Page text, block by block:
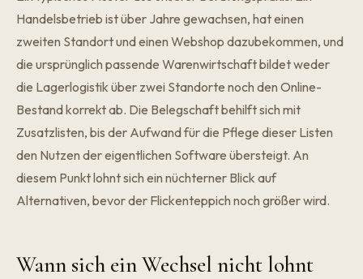
Handelsbetrieb ist über Jahre gewachsen, hat einen
zweiten Standort und einen Webshop dazubekommen, und
die ursprünglich passende Warenwirtschaft bildet weder
die Lagerlogistik über zwei Standorte noch den Online-
Bestand korrekt ab. Die Belegschaft behilft sich mit
Zusatzlisten, bis der Aufwand für die Pflege dieser Listen
den Nutzen der eigentlichen Software übersteigt. An
diesem Punkt lohnt sich ein nüchterner Blick auf
Alternativen, bevor der Flickenteppich noch größer wird.
Wann sich ein Wechsel nicht lohnt